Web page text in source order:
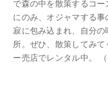
で森の中を散策するコ
にのみ、オジャマする
寂に包み込まれ、自分
所。ぜひ、散策してみ
ー売店でレンタル中。 （